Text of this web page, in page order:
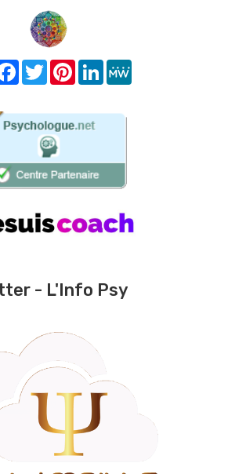
FacebookTwitterPinterest
LinkedIn
- L'Info Psy